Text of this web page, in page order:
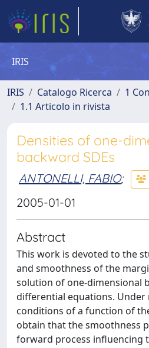
IRIS
IRIS Catalogo Ricerca
1
1.1 Articolo in rivista
Densities of one-
backward SDEs
ANTONELLI, FABIO;
2005-01-01
Abstract
This work is devoted to the
and smoothness of the
solution of one-dimensional
differential equations.
conditions of a function of
obtain that the smoothness
forward process influencing